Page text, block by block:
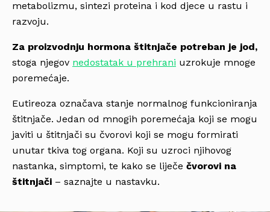
metabolizmu, sintezi proteina i kod djece u rastu i
razvoju.
Za proizvodnju hormona štitnjače potreban je jod,
stoga njegov nedostatak u prehrani uzrokuje mnoge
poremećaje.
Eutireoza označava stanje normalnog funkcioniranja
štitnjače. Jedan od mnogih poremećaja koji se mogu
javiti u štitnjači su čvorovi koji se mogu formirati
unutar tkiva tog organa. Koji su uzroci njihovog
nastanka, simptomi, te kako se liječe čvorovi na
štitnjači – saznajte u nastavku.